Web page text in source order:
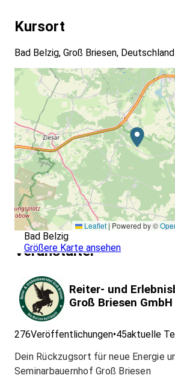
Kursort
Bad Belzig, Groß Briesen, Deutschland
Leaflet | Powered by ©
Bad Belzig
Größere Karte ansehen
Veranstalter
Reiter- und
Groß Briesen GmbH
276Veröffentlichungen•45aktuelle
Dein Rückzugsort für neue Energie
Seminarbauernhof Groß Briesen